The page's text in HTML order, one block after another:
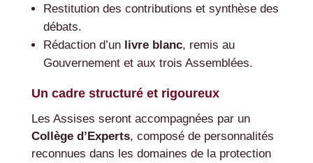
Restitution des contributions et synthèse des
débats.
Rédaction d’un livre blanc, remis au
Gouvernement et aux trois Assemblées.
Un cadre structuré et rigoureux
Les Assises seront accompagnées par un
Collège d’Experts, composé de personnalités
reconnues dans les domaines de la protection